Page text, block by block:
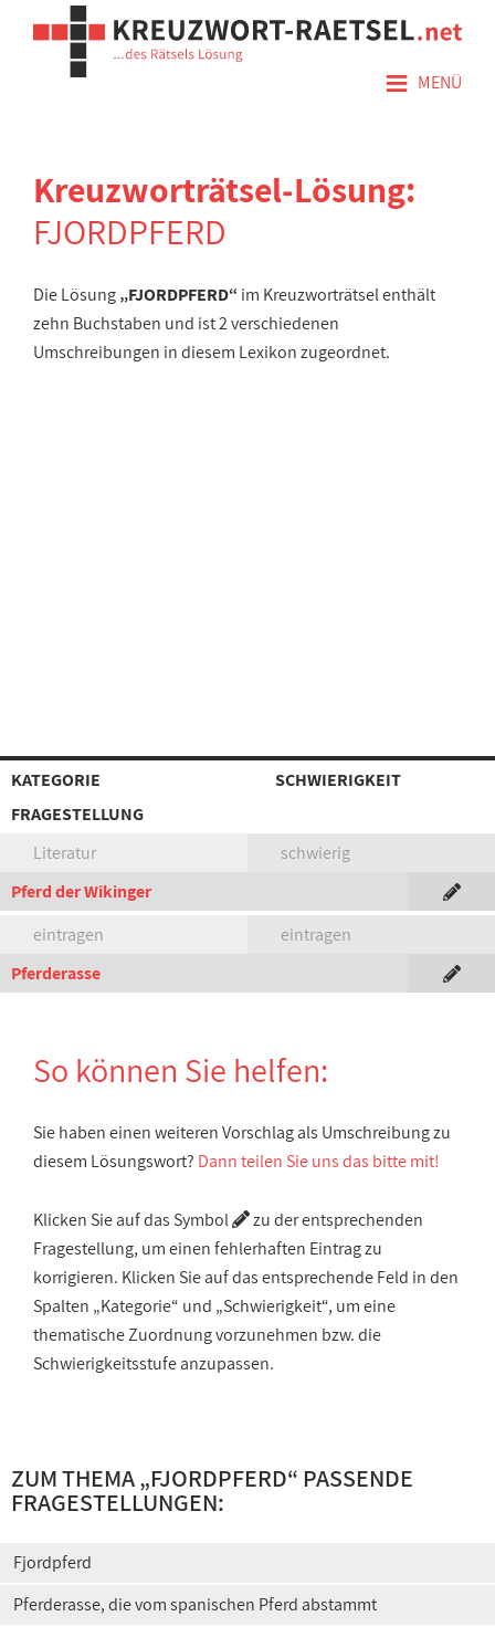
≡ MENÜ
Kreuzworträtsel-Lösung:
FJORDPFERD
Die Lösung„FJORDPFERD“ im Kreuzworträtsel enthält
zehn Buchstaben und ist 2 verschiedenen
Umschreibungen in diesem Lexikon zugeordnet.
KATEGORIE
SCHWIERIGKEIT
FRAGESTELLUNG
Literatur
schwierig
Pferd der Wikinger
eintragen
eintragen
Pferderasse
So können Sie helfen:
Sie haben einen weiteren Vorschlag als Umschreibung zu
diesem Lösungswort? Dann teilen Sie uns das bitte mit!
Klicken Sie auf das Symbol
zu der entsprechenden
Fragestellung, um einen fehlerhaften Eintrag zu
korrigieren. Klicken Sie auf das entsprechende Feld in den
Spalten „Kategorie“ und „Schwierigkeit“, um eine
thematische Zuordnung vorzunehmen bzw. die
Schwierigkeitsstufe anzupassen.
ZUM THEMA „FJORDPFERD“ PASSENDE
FRAGESTELLUNGEN:
Fjordpferd
Pferderasse, die vom spanischen Pferd abstammt